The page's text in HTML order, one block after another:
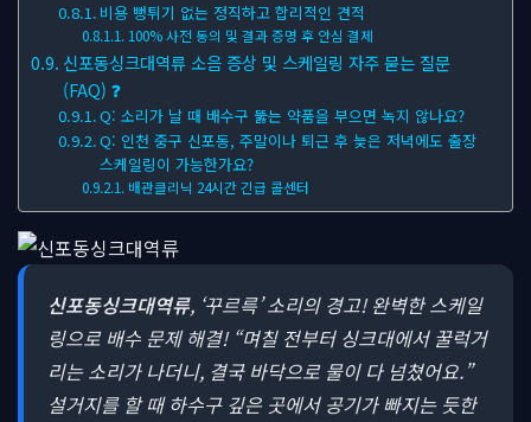
비용 뻥튀기 없는 정직하고 합리적인 견적
100% 사전 동의 및 결과 증명 후 안심 결제
신포동싱크대역류 소음 증상 및 스케일링 자주 묻는 질문
(FAQ) ❓
Q: 소리가 날 때 배수구 뚫는 약품을 부으면 녹지 않나요?
Q: 인천 중구 신포동, 주말이나 퇴근 후 늦은 저녁에도 출장
스케일링이 가능한가요?
배관클리닉 24시간 긴급 콜센터
신포동싱크대역류, ‘꾸르륵’ 소리의 경고! 완벽한 스케일
링으로 배수 문제 해결! “며칠 전부터 싱크대에서 꿀럭거
리는 소리가 나더니, 결국 바닥으로 물이 다 넘쳤어요.”
설거지를 할 때 하수구 깊은 곳에서 공기가 빠지는 듯한